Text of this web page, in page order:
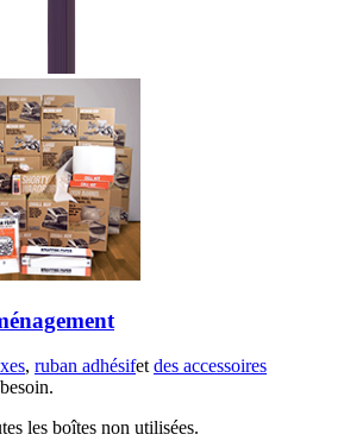
, ruban adhésifetdes accessoires
les boîtes non utilisées.